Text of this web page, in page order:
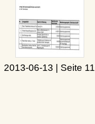
2013-06-13 | Seite 11